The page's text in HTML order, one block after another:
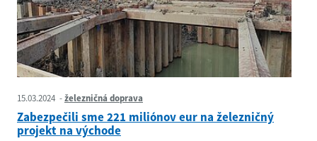
15.03.2024 železničná doprava
Zabezpečili sme 221 miliónov eur na železničný
projekt na východe